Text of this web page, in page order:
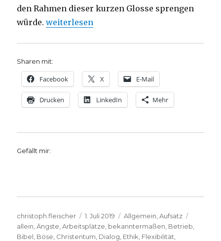
den Rahmen dieser kurzen Glosse sprengen
würde.„Glosse zum Dortmunder Kirchentag 2019,
weiterlesen
Sharen mit:
Facebook X E-Mail
Drucken LinkedIn Mehr
Gefällt mir:
Autor
christoph.fleischer
Veröffentlicht
am
1. Juli 2019 Kategorien
Allgemein ,Aufsatz
allein ,Ängste ,Arbeitsplätze bekanntermaßen Betrieb
Bibel Böse Christentum Dialog Ethik Flexibilität